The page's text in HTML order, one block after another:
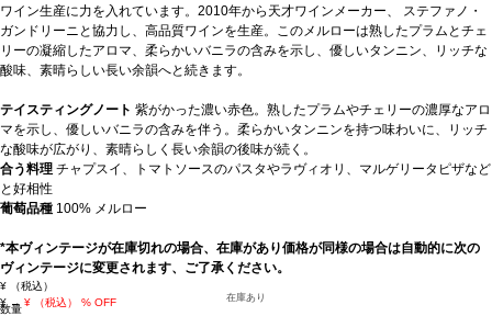
ワイン生産に力を入れています。2010年から天才ワインメーカー、 ステファノ・
ガンドリーニと協力し、高品質ワインを生産。このメルローは熟したプラムとチェ
リーの凝縮したアロマ、柔らかいバニラの含みを示し、優しいタンニン、リッチな
酸味、素晴らしい長い余韻へと続きます。
テイスティングノート 紫がかった濃い赤色。熟したプラムやチェリーの濃厚なアロ
マを示し、優しいバニラの含みを伴う。柔らかいタンニンを持つ味わいに、リッチ
な酸味が広がり、素晴らしく長い余韻の後味が続く。
合う料理 チャプスイ、トマトソースのパスタやラヴィオリ、マルゲリータピザなど
と好相性
葡萄品種 100% メルロー
*本ヴィンテージが在庫切れの場合、在庫があり価格が同様の場合は自動的に次の
ヴィンテージに変更されます、ご了承ください。
¥
（税込）
¥ → ¥ （税込） % OFF 在庫あり
数量